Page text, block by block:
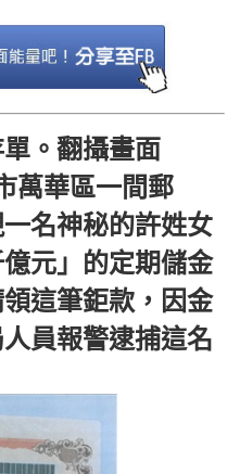
。翻攝畫面
萬華區一間郵
名神秘的許姓女
元」的定期儲金
這筆鉅款，因金
員報警逮捕這名